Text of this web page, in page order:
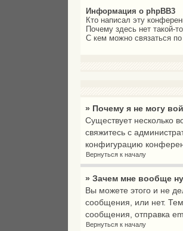
Информация о phpBB3
Кто написал эту
Почему здесь нет такой-
С кем можно связаться
» Почему я не могу
Существует несколько
свяжитесь с
конфигурацию
Вернуться к началу
» Зачем мне вообще
Вы можете этого и не
сообщения, или нет.
сообщения, отправка
Вернуться к началу